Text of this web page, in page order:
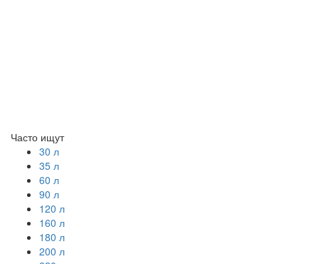
Часто ищут
30 л
35 л
60 л
90 л
120 л
160 л
180 л
200 л